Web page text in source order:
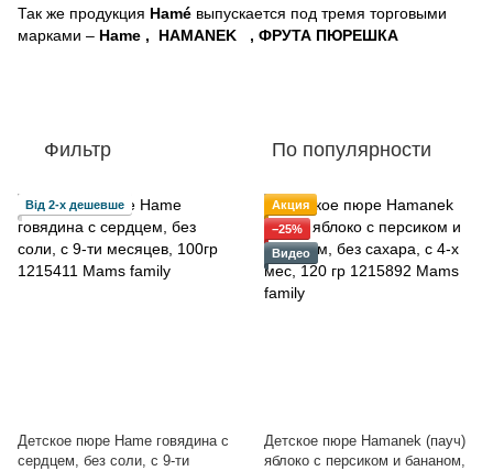
Так же продукция Hamé выпускается под тремя торговыми
марками – Hame , HAMANEK , ФРУТА ПЮРЕШКА
Фильтр По популярности
Від 2-х дешевше
Детское пюре Hame говядина с
сердцем, без соли, с 9-ти
Акция
−25%
Видео
Детское пюре Hamanek (пауч)
яблоко с персиком и бананом,